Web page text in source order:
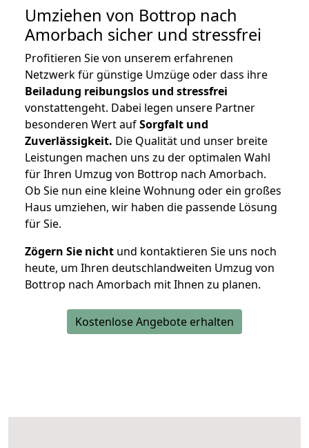
Umziehen von Bottrop nach
Amorbach sicher und stressfrei
Profitieren Sie von unserem erfahrenen
Netzwerk für günstige Umzüge oder dass ihre
Beiladung reibungslos und stressfrei
vonstattengeht. Dabei legen unsere Partner
besonderen Wert aufSorgfalt und
Zuverlässigkeit. Die Qualität und unser breite
Leistungen machen uns zu der optimalen Wahl
für Ihren Umzug von Bottrop nach Amorbach.
Ob Sie nun eine kleine Wohnung oder ein großes
Haus umziehen, wir haben die passende Lösung
für Sie.
Zögern Sie nicht und kontaktieren Sie uns noch
heute, um Ihren deutschlandweiten Umzug von
Bottrop nach Amorbach mit Ihnen zu planen.
Kostenlose Angebote erhalten